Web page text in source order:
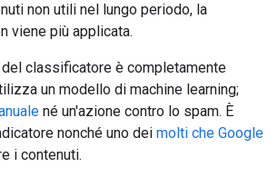
non utili nel lungo periodo, la
viene più applicata.
classificatore è completamente
un modello di machine learning;
né un'azione contro lo spam. È
nonché uno dei molti che Google
i contenuti.